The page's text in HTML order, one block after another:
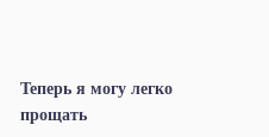
Теперь я могу легко
прощать